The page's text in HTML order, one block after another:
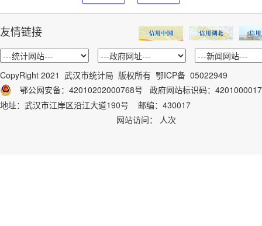
友情链接
CopyRight 2021 武汉市统计局 版权所有 鄂ICP备 05022949
鄂公网安备：42010202000768号 政府网站标识码： 4201000017
地址：武汉市江岸区沿江大道190号 邮编：430017
网站访问： 人次